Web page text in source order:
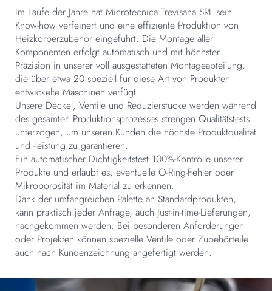
Im Laufe der Jahre hat Microtecnica Trevisana SRL sein
Know-how verfeinert und eine effiziente Produktion von
Heizkörperzubehör eingeführt: Die Montage aller
Komponenten erfolgt automatisch und mit höchster
Präzision in unserer voll ausgestatteten Montageabteilung,
die über etwa 20 speziell für diese Art von Produkten
entwickelte Maschinen verfügt.
Unsere Deckel, Ventile und Reduzierstücke werden während
des gesamten Produktionsprozesses strengen Qualitätstests
unterzogen, um unseren Kunden die höchste Produktqualität
und -leistung zu garantieren.
Ein automatischer Dichtigkeitstest 100%-Kontrolle unserer
Produkte und erlaubt es, eventuelle O-Ring-Fehler oder
Mikroporosität im Material zu erkennen.
Dank der umfangreichen Palette an Standardprodukten,
kann praktisch jeder Anfrage, auch Just-in-time-Lieferungen,
nachgekommen werden. Bei besonderen Anforderungen
oder Projekten können spezielle Ventile oder Zubehörteile
auch nach Kundenzeichnung angefertigt werden.